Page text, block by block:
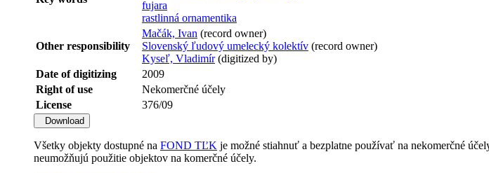
fujara
rastlinná ornamentika
Other responsibility
Mačák, Ivan (record owner)
Slovenský ľudový umelecký kolektív (record owner)
Kyseľ, Vladimír(digitized by)
Date of digitizing
2009
Right of use
Nekomerčné účely
License
376/09
Download
Všetky objekty dostupné na FOND TĽK je možné stiahnuť a bezplatne používať na nekomerčné
neumožňujú použitie objektov na komerčné účely.